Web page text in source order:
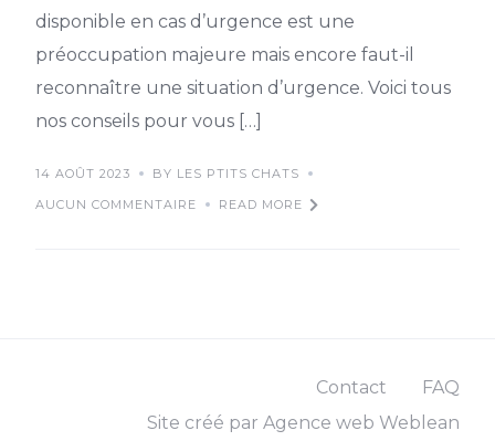
disponible en cas d’urgence est une
préoccupation majeure mais encore faut-il
reconnaître une situation d’urgence. Voici tous
nos conseils pour vous […]
14 AOÛT 2023
BY LES PTITS CHATS
AUCUN COMMENTAIRE
READ MORE
Contact
FAQ
Site créé par Agence web Weblean